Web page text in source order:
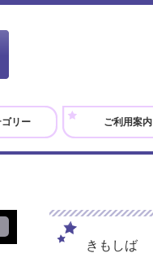
リー ご利用案内
きもしば